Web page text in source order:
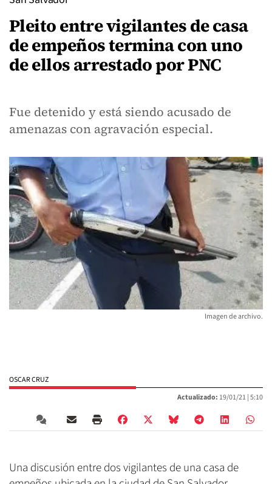
Pleito entre vigilantes de casa
de empeños termina con uno
de ellos arrestado por PNC
Fue detenido y está siendo acusado de
amenazas con agravación especial.
Imagen de archivo.
OSCAR CRUZ
Actualizado: 19/01/21 |5:10
Una discusión entre dos vigilantes de una casa de